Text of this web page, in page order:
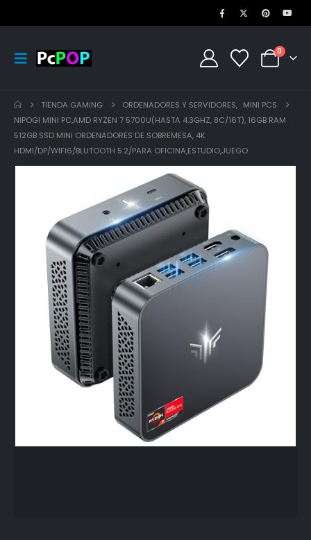
0
TIENDA GAMING ORDENADORES Y SERVIDORES, MINI PCS
NIPOGI MINI PC,AMD RYZEN 7 5700U(HASTA 4.3GHZ, 8C/16T), 16GB RAM
512GB SSD MINI ORDENADORES DE SOBREMESA, 4K
HDMI/DP/WIFI6/BLUTOOTH 5.2/PARA OFICINA,ESTUDIO,JUEGO